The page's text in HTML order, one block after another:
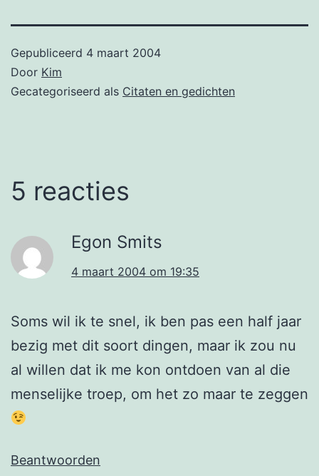
Gepubliceerd 4 maart 2004
Door Kim
Gecategoriseerd als Citaten en gedichten
5 reacties
Egon Smits
4 maart 2004 om 19:35
Soms wil ik te snel, ik ben pas een half jaar
bezig met dit soort dingen, maar ik zou nu
al willen dat ik me kon ontdoen van al die
menselijke troep, om het zo maar te zeggen
Beantwoorden